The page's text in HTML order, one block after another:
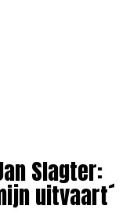
Slagter:
uitvaart´